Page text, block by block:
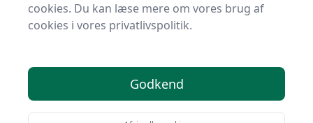
Bedste
tilbud - top 4
cookies. Du kan læse mere om vores brug af
cookies i vores privatlivspolitik.
Godkend